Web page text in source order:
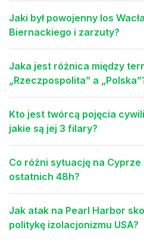
Jaki był powojenny los
Biernackiego i zarzuty?
Jaka jest różnica między
„Rzeczpospolita” a
Kto jest twórcą pojęcia
jakie są jej 3 filary?
Co różni sytuację na Cyprze
ostatnich 48h?
Jak atak na Pearl Harbor
politykę izolacjonizmu USA?